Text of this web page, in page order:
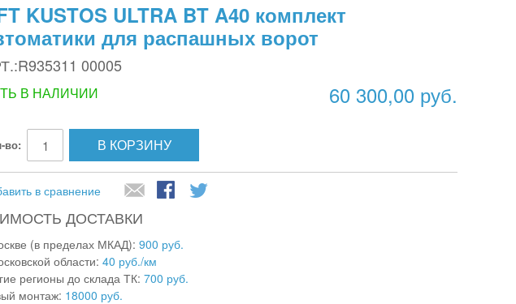
KUSTOS ULTRA BT A40 комплект
для распашных ворот
00005
60 300,00 руб.
В НАЛИЧИИ
во: В КОРЗИНУ
в сравнение
ДОСТАВКИ
(в пределах МКАД): 900 руб.
области: 40 руб./км
регионы до склада ТК: 700 руб.
монтаж: 18000 руб.